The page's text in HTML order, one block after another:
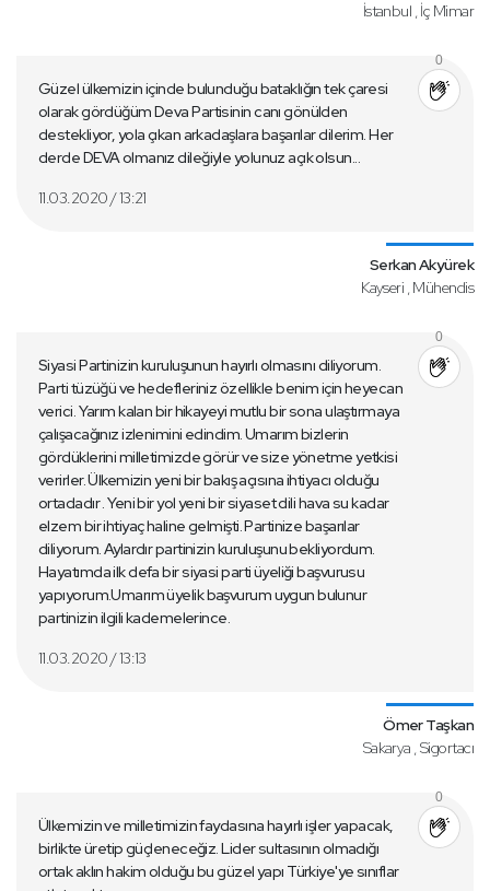
İstanbul , İç Mimar
Güzel ülkemizin içinde bulunduğu bataklığın tek çaresi
olarak gördüğüm Deva Partisinin canı gönülden
destekliyor, yola çıkan arkadaşlara başarılar dilerim. Her
derde DEVA olmanız dileğiyle yolunuz açık olsun...
11.03.2020 / 13:21
0
Serkan Akyürek
Kayseri , Mühendis
Siyasi Partinizin kuruluşunun hayırlı olmasını diliyorum.
Parti tüzüğü ve hedefleriniz özellikle benim için heyecan
verici. Yarım kalan bir hikayeyi mutlu bir sona ulaştırmaya
çalışacağınız izlenimini edindim. Umarım bizlerin
gördüklerini milletimizde görür ve size yönetme yetkisi
verirler. Ülkemizin yeni bir bakış açısına ihtiyacı olduğu
ortadadır . Yeni bir yol yeni bir siyaset dili hava su kadar
elzem bir ihtiyaç haline gelmişti. Partinize başarılar
diliyorum. Aylardır partinizin kuruluşunu bekliyordum.
Hayatımda ilk defa bir siyasi parti üyeliği başvurusu
yapıyorum.Umarım üyelik başvurum uygun bulunur
partinizin ilgili kademelerince.
11.03.2020 / 13:13
0
Ömer Taşkan
Sakarya , Sigortacı
Ülkemizin ve milletimizin faydasına hayırlı işler yapacak,
birlikte üretip güçleneceğiz. Lider sultasının olmadığı
ortak aklın hakim olduğu bu güzel yapı Türkiye'ye sınıflar
0